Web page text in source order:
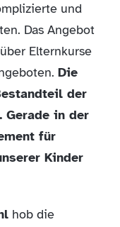
und
Das Angebot
Elternkurse
Die
der
in der
für
Kinder
hob die